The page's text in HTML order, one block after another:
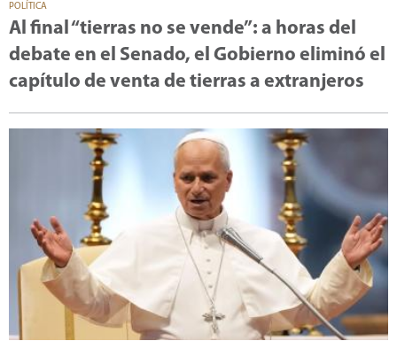
POLÍTICA
Al final “tierras no se vende”: a horas del
debate en el Senado, el Gobierno eliminó el
capítulo de venta de tierras a extranjeros